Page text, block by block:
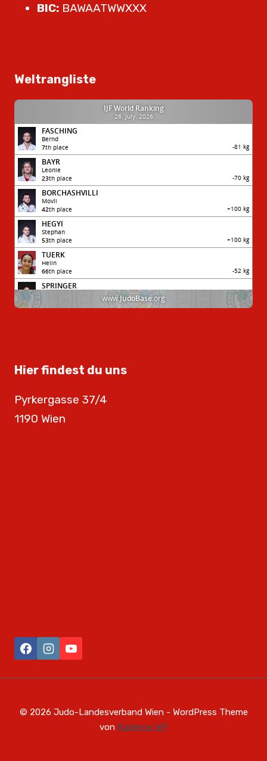
BIC: BAWAATWWXXX
Weltrangliste
Hier findest du uns
Pyrkergasse 37/4
1190 Wien
© 2026 Judo-Landesverband Wien - WordPress Theme
von Kadence WP